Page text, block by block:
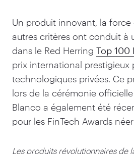
Un produit innovant, la
autres critères ont conduit à
dans le Red Herring Top 100
prix international prestigieux
technologiques privées. Ce
lors de la cérémonie
Blanco a également été
pour les FinTech Awards
Les produits révolutionnaires de